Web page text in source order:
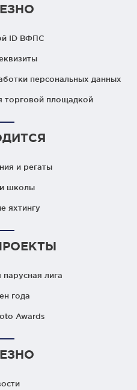
ID ВФПС
персональных данных
торговой площадкой
и регаты
школы
яхтингу
лига
года
Awards